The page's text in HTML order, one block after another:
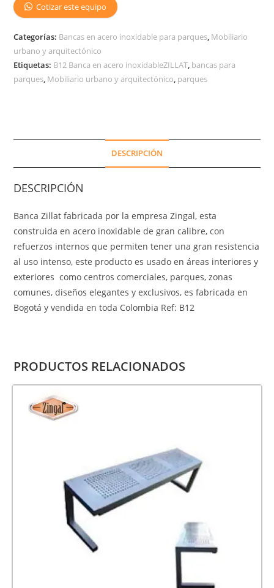
Cotizar este equipo
Categorías: Bancas en acero inoxidable para parques Mobiliario
urbano y arquitectónico
Etiquetas: B12 Banca en acero inoxidableZILLAT bancas para
parques Mobiliario urbano y arquitectónico parques
DESCRIPCIÓN
DESCRIPCIÓN
Banca Zillat fabricada por la empresa Zingal, esta
construida en acero inoxidable de gran calibre, con
refuerzos internos que permiten tener una gran resistencia
al uso intenso, este producto es usado en áreas interiores y
exteriores como centros comerciales, parques, zonas
comunes, diseños elegantes y exclusivos, es fabricada en
Bogotá y vendida en toda Colombia Ref: B12
PRODUCTOS RELACIONADOS